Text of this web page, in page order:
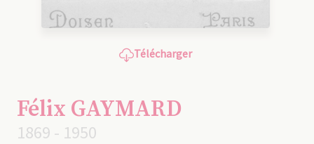
Télécharger
Félix GAYMARD
1869 - 1950